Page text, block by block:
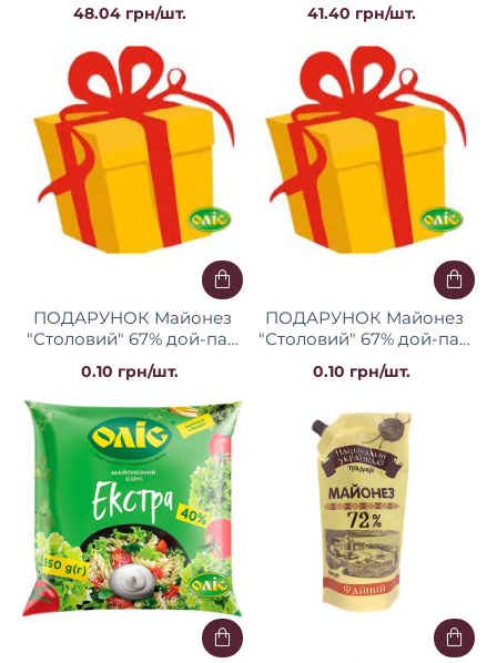
48.04 грн/шт. 41.40 грн/шт.
ПОДАРУНОК Майонез
"Столовий" 67% дой-пак
300 г (4+1) Оліс
0.10 грн/шт.
ПОДАРУНОК Майонез
"Столовий" 67% дой-пак
500 г (4+1) Оліс
0.10 грн/шт.